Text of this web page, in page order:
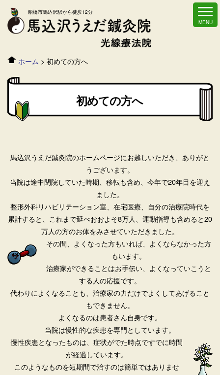
船橋市馬込沢駅から徒歩12分
ホーム > 初めての方へ
初めての方へ
馬込沢うえだ鍼灸院のホームページにお越しいただき、ありがと
うございます。
当院は途中閉院していた時期、移転も含め、今年で20年目を迎え
ました。
整形外科リハビリテーション室、在宅医療、自分の治療院時代を
累計すると、 これまで延べおおよそ8万人、運動指導も含めると20
万人の方のお体をみさせていただきました。
その間、よくなった方もいれば、
よくならなかった方
もいます。
治療家ができることはお手伝い、よくなっていこうと
する人の応援です。
代わりによくなることも、治療家の力だけでよくしてあげること
もできません。
よくなるのは患者さん自身です。
当院は慢性的な疾患を専門としています。
慢性疾患となったものは、 症状がでた時点ですでに時間
が経過しています。
このようなものを短期間で治すのは簡単ではありませ